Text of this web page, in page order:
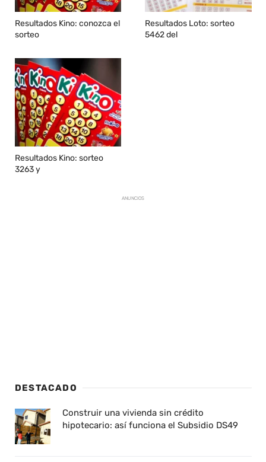
Resultados Kino: conozca el
sorteo
Resultados Loto: sorteo
5462 del
Resultados Kino: sorteo
3263 y
ANUNCIOS
DESTACADO
Construir una vivienda sin crédito
hipotecario: así funciona el Subsidio DS49